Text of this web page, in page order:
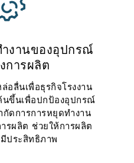
งานของอุปกรณ์
การผลิต
อลื่นเพื่อธุรกิจโรงงาน
นขึ้นเพื่อปกป้องอุปกรณ์
กัดการการหยุดทำงาน
รผลิต ช่วยให้การผลิต
ประสิทธิภาพ